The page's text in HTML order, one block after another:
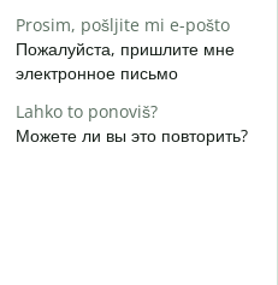
Prosim, pošljite mi e-pošto
Пожалуйста, пришлите мне
электронное письмо
Lahko to ponoviš?
Можете ли вы это повторить?